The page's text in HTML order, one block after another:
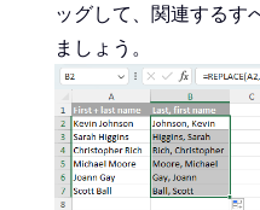
ッグして、関連するす
ましょう。